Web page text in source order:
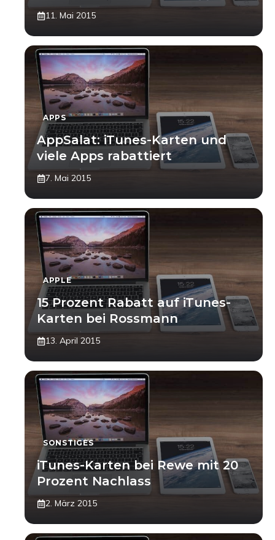
11. Mai 2015
APPS
AppSalat: iTunes-Karten und
viele Apps rabattiert
7. Mai 2015
APPLE
15 Prozent Rabatt auf iTunes-
Karten bei Rossmann
13. April 2015
SONSTIGES
iTunes-Karten bei Rewe mit 20
Prozent Nachlass
2. März 2015